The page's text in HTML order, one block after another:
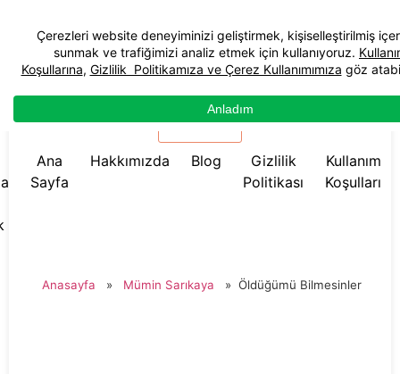
☰ Menü
Ana
Sayfa
Hakkımızda Blog
Gizlilik
Politikası
Kullanım
Koşulları
Anasayfa » Mümin Sarıkaya » Öldüğümü Bilmesinler